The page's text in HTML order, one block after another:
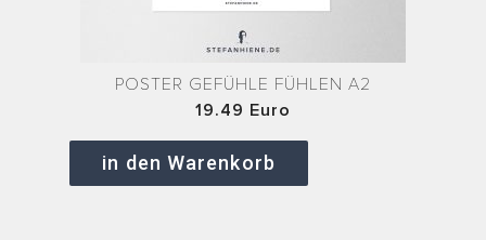
POSTER GEFÜHLE FÜHLEN A2
19.49 Euro
in den Warenkorb